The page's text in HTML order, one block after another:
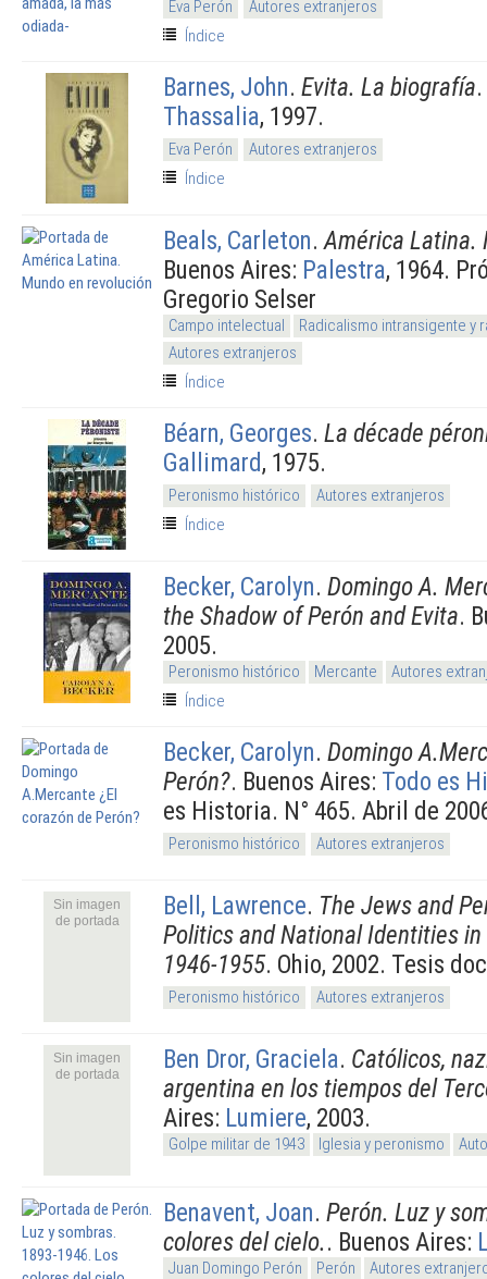
Eva Perón
Autores extranjeros
Índice
Barnes, John. Evita. La biografía
Thassalia, 1997.
Eva Perón
Autores extranjeros
Índice
Beals, Carleton.América Latina.
Buenos Aires: Palestra, 1964.
Gregorio Selser
Campo intelectual
Radicalismo intransigente y
Autores extranjeros
Índice
Béarn, Georges. La décade
Gallimard, 1975.
Peronismo histórico
Autores extranjeros
Índice
Becker, Carolyn. Domingo A.
the Shadow of Perón and Evita.
2005.
Peronismo histórico Mercante
Autores
Índice
Becker, Carolyn. Domingo
Perón?. Buenos Aires: Todo es
es Historia. N° 465. Abril de
Peronismo histórico Autores extranjeros
Sin imagen
de portada
Bell, Lawrence. The Jews and
Politics and National Identities
1946-1955. Ohio, 2002. Tesis
Peronismo histórico Autores extranjeros
Sin imagen
de portada
Ben Dror, Graciela. Católicos,
argentina en los tiempos del
Aires: Lumiere, 2003.
Golpe militar de 1943 Iglesia y peronismo
Benavent, Joan. Perón. Luz y
colores del cielo.. Buenos Aires:
Juan Domingo Perón Perón
Autores